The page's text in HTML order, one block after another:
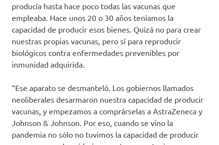
producía hasta hace poco todas las vacunas que
empleaba. Hace unos 20 o 30 años teníamos la
capacidad de producir esos bienes. Quizá no para crear
nuestras propias vacunas, pero sí para reproducir
biológicos contra enfermedades prevenibles por
inmunidad adquirida.
“Ese aparato se desmanteló. Los gobiernos llamados
neoliberales desarmaron nuestra capacidad de producir
vacunas, y empezamos a comprárselas a AstraZeneca y
Johnson & Johnson. Por eso, cuando se vino la
pandemia no sólo no tuvimos la capacidad de producir